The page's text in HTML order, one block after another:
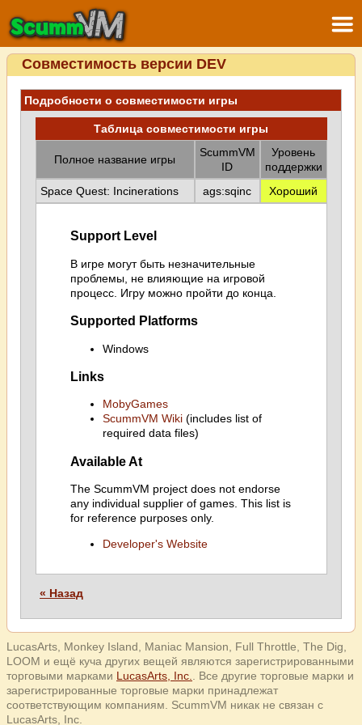
Совместимость версии DEV
Подробности о совместимости игры
Таблица совместимости игры
Полное название игры
ScummVM
ID
Уровень
поддержки
Space Quest: Incinerations
ags:sqinc Хороший
Support Level
В игре могут быть незначительные
проблемы, не влияющие на игровой
процесс. Игру можно пройти до конца.
Supported Platforms
Windows
Links
MobyGames
ScummVM Wiki(includes list of
required data files)
Available At
The ScummVM project does not endorse
any individual supplier of games. This list is
for reference purposes only.
Developer's Website
« Назад
LucasArts, Monkey Island, Maniac Mansion, Full Throttle, The Dig,
LOOM и ещё куча других вещей являются зарегистрированными
торговыми марками LucasArts, Inc.
. Все другие торговые марки и
зарегистрированные торговые марки принадлежат
соответствующим компаниям. ScummVM никак не связан с
LucasArts, Inc.